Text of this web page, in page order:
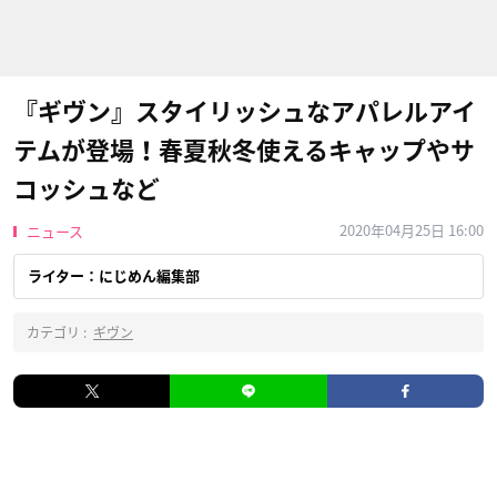
『ギヴン』スタイリッシュなアパレルアイ
テムが登場！春夏秋冬使えるキャップやサ
コッシュなど
ニュース 2020年04月25日 16:00
ライター：にじめん編集部
カテゴリ : ギヴン